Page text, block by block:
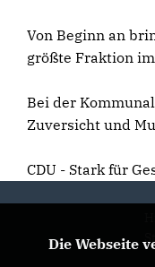
Von Beginn an
größte Fraktion
Bei der
Zuversicht und
CDU - Stark für
Die Webseite